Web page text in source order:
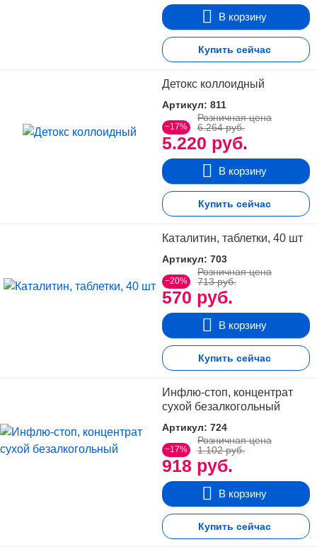
В корзину
Купить сейчас
Детокс коллоидный
Артикул: 811
−17%
5.220 руб.
Розничная цена
6.264 руб.
В корзину
Купить сейчас
Каталитин, таблетки, 40 шт
Артикул: 703
−20%
570 руб.
Розничная цена
713 руб.
В корзину
Купить сейчас
Инфлю-стоп, концентрат
сухой безалкогольный
Артикул: 724
−17%
918 руб.
Розничная цена
1.102 руб.
В корзину
Купить сейчас